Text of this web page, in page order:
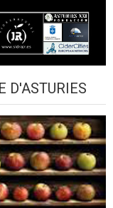
D'ASTURIES